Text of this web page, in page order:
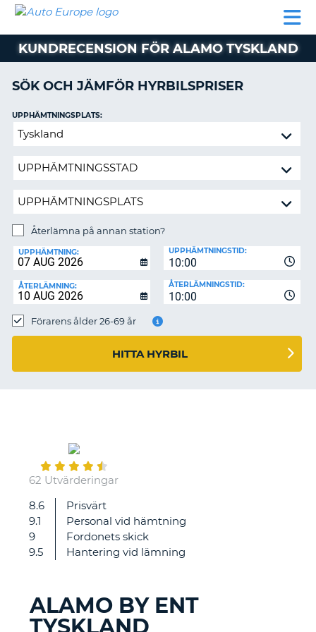
HYRBIL
HYRA
PARTNER
AUTO
EUROPE
HYRBIL
HYRA
HUSBIL
MIN
MEDLEMSINFORMATION
ADMINISTRERA
BOKNING
SVERIGE
KUNDRECENSION FÖR ALAMO TYSKLAND
SÖK OCH JÄMFÖR HYRBILSPRISER
Återlämna
annan
UPPHÄMTNINGSPLATS:
Återlämna på annan station?
UPPHÄMTNING:
10:00
UPPHÄMTNINGSTID:
ÅTERLÄMNING:
10:00
ÅTERLÄMNINGSTID:
Förarens ålder 26-69 år
HITTA HYRBIL
62 Utvärderingar
8.6
9.1
9
9.5
Prisvärt
Personal vid hämtning
Fordonets skick
Hantering vid lämning
Mycket
bra,
fick
ALAMO BY ENT
TYSKLAND